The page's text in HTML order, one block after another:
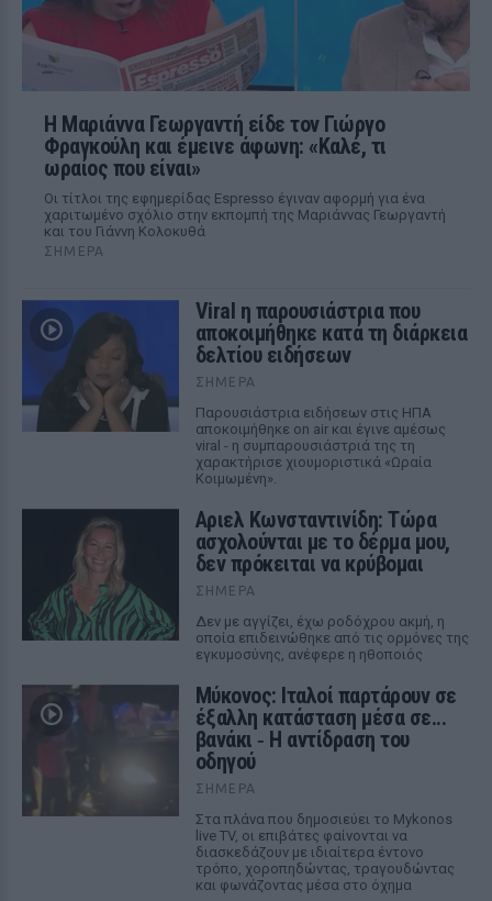
Η Μαριάννα Γεωργαντή είδε τον Γιώργο
Φραγκούλη και έμεινε άφωνη: «Καλέ, τι
ωραίος που είναι»
Οι τίτλοι της εφημερίδας Espresso έγιναν αφορμή για ένα
χαριτωμένο σχόλιο στην εκπομπή της Μαριάννας Γεωργαντή
και του Γιάννη Κολοκυθά
ΣΉΜΕΡΑ
Viral η παρουσιάστρια που
αποκοιμήθηκε κατά τη διάρκεια
δελτίου ειδήσεων
ΣΉΜΕΡΑ
Παρουσιάστρια ειδήσεων στις ΗΠΑ
αποκοιμήθηκε on air και έγινε αμέσως
viral - η συμπαρουσιάστριά της τη
χαρακτήρισε χιουμοριστικά «Ωραία
Κοιμωμένη».
Αριελ Κωνσταντινίδη: Τώρα
ασχολούνται με το δέρμα μου,
δεν πρόκειται να κρύβομαι
ΣΉΜΕΡΑ
Δεν με αγγίζει, έχω ροδόχρου ακμή, η
οποία επιδεινώθηκε από τις ορμόνες της
εγκυμοσύνης, ανέφερε η ηθοποιός
Μύκονος: Ιταλοί παρτάρουν σε
έξαλλη κατάσταση μέσα σε...
βανάκι ‑ Η αντίδραση του
οδηγού
ΣΉΜΕΡΑ
Στα πλάνα που δημοσιεύει το Mykonos
live TV, οι επιβάτες φαίνονται να
διασκεδάζουν με ιδιαίτερα έντονο
τρόπο, χοροπηδώντας, τραγουδώντας
και φωνάζοντας μέσα στο όχημα